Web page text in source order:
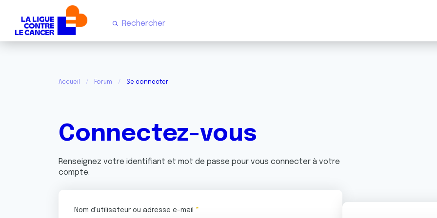
Accueil Forum Se connecter
Connectez-vous
Renseignez votre identifiant et mot de passe pour vous connecter à votre
compte.
Nom d'utilisateur ou adresse e-mail